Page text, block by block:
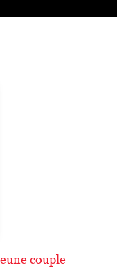
couple